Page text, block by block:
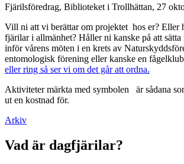
Fjärilsföredrag, Biblioteket i Trollhättan, 27
Vill ni att vi berättar om projektet hos er? Eller
fjärilar i allmänhet? Håller ni kanske på att
inför vårens möten i en krets av
entomologisk förening eller kanske en
eller ring så ser vi om det går att ordna.
Aktiviteter märkta med symbolen
är sådana
ut en kostnad för.
Arkiv
Vad är dagfjärilar?